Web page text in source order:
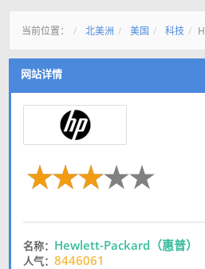
当前位置： 北美洲 美国 科技
网站详情
名称： Hewlett-Packard（惠普）
人气： 8446061